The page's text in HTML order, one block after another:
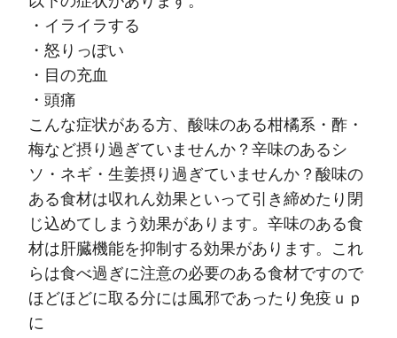
・イライラする
・怒りっぽい
・目の充血
・頭痛
こんな症状がある方、酸味のある柑橘系・酢・
梅など摂り過ぎていませんか？辛味のあるシ
ソ・ネギ・生姜摂り過ぎていませんか？酸味の
ある食材は収れん効果といって引き締めたり閉
じ込めてしまう効果があります。辛味のある食
材は肝臓機能を抑制する効果があります。これ
らは食べ過ぎに注意の必要のある食材ですので
ほどほどに取る分には風邪であったり免疫ｕｐ
に